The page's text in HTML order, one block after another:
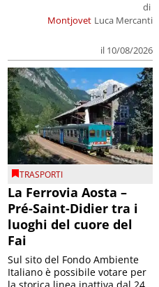
Montjovet
di
Luca Mercanti
il 10/08/2026
TRASPORTI
La Ferrovia Aosta –
Pré-Saint-Didier tra i
luoghi del cuore del
Fai
Sul sito del Fondo Ambiente
Italiano è possibile votare per